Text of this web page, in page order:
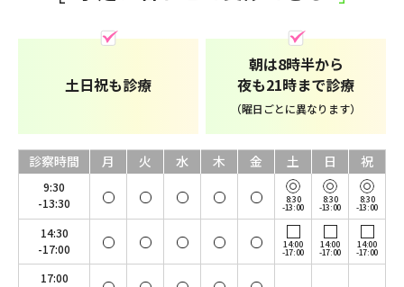
土日祝も診療
朝は8時半から
夜も21時まで診療
（曜日ごとに異なります）
診察時間 月 火 水 木 金 土 日 祝
9:30
-13:30
8:30
-13:00
8:30
-13:00
8:30
-13:00
14:30
-17:00
14:00
-17:00
14:00
-17:00
14:00
-17:00
17:00